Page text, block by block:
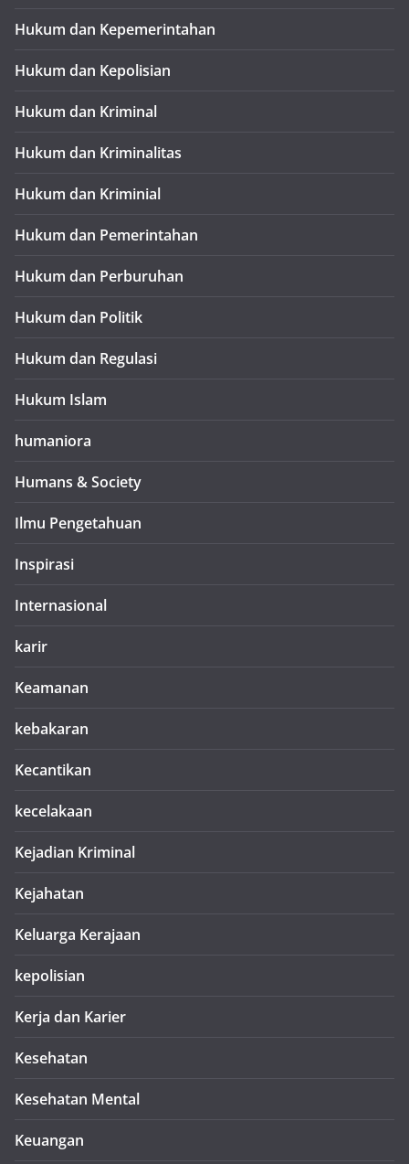
Hukum dan Kepemerintahan
Hukum dan Kepolisian
Hukum dan Kriminal
Hukum dan Kriminalitas
Hukum dan Kriminial
Hukum dan Pemerintahan
Hukum dan Perburuhan
Hukum dan Politik
Hukum dan Regulasi
Hukum Islam
humaniora
Humans & Society
Ilmu Pengetahuan
Inspirasi
Internasional
karir
Keamanan
kebakaran
Kecantikan
kecelakaan
Kejadian Kriminal
Kejahatan
Keluarga Kerajaan
kepolisian
Kerja dan Karier
Kesehatan
Kesehatan Mental
Keuangan